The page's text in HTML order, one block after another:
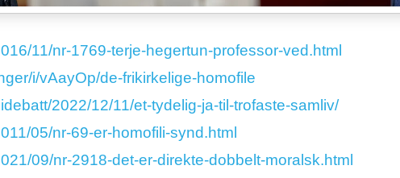
11/nr-1769-terje-hegertun-professor-ved.html
i/vAayOp/de-frikirkelige-homofile
2022/12/11/et-tydelig-ja-til-trofaste-samliv/
05/nr-69-er-homofili-synd.html
09/nr-2918-det-er-direkte-dobbelt-moralsk.html